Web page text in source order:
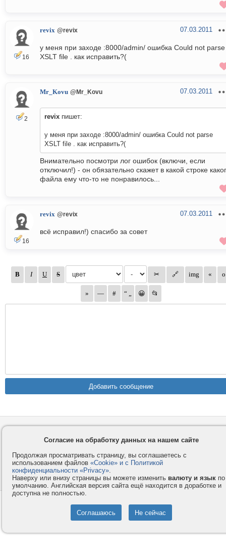
16
revix @revix 07.03.2011
у меня при заходе :8000/admin/ ошибка Could not parse
XSLT file . как исправить?(
2
Mr_Kovu @Mr_Kovu 07.03.2011
revix пишет:
у меня при заходе :8000/admin/ ошибка Could not parse
XSLT file . как исправить?(
Внимательно посмотри лог ошибок (включи, если
отключил!) - он обязательно скажет в какой строке
файла ему что-то не понравилось...
16
revix @revix 07.03.2011
всё исправил!) спасибо за совет
Компания
Правила и условия
Услуги
Как оплатить
Помощь
Форумы
© 2008-2026VMESTE.EU- Все права защищены.
Согласие на обработку данных на нашем сайте
Продолжая просматривать страницу, вы соглашаетесь с
использованием файлов «Cookie» и с Политикой
конфиденциальности «Privacy».
Наверху или внизу страницы вы можете изменить валюту и язык по
умолчанию. Английская версия сайта ещё находится в доработке и
доступна не полностью.